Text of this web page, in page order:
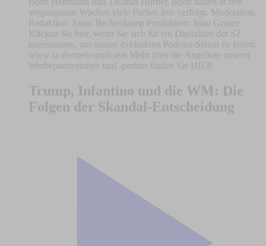
vergangenen Wochen viele Partien live verfolgt. Moderation,
Redaktion: Jonas Beckenkamp Produktion: Juno Graner
Klicken Sie hier, wenn Sie sich für ein Digitalabo der SZ
interessieren, um unsere exklusiven Podcast-Serien zu hören:
www.sz.de/mehr-podcasts Mehr über die Angebote unserer
Werbepartnerinnen und -partner finden Sie HIER
Trump, Infantino und die WM: Die
Folgen der Skandal-Entscheidung